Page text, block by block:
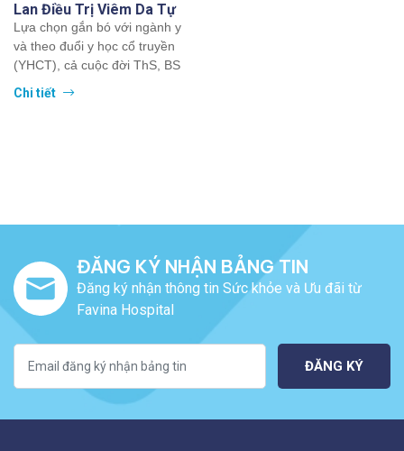
Lan Điều Trị Viêm Da Tự
Miễn Có Tiếng
Lựa chọn gắn bó với ngành y
và theo đuổi y học cổ truyền
(YHCT), cả cuộc đời ThS, BS
Nguyễn Thị Tuyết Lan đã...
Chi tiết
ĐĂNG KÝ NHẬN BẢNG TIN
Đăng ký nhận thông tin Sức khỏe và Ưu đãi từ
Favina Hospital
ĐĂNG KÝ